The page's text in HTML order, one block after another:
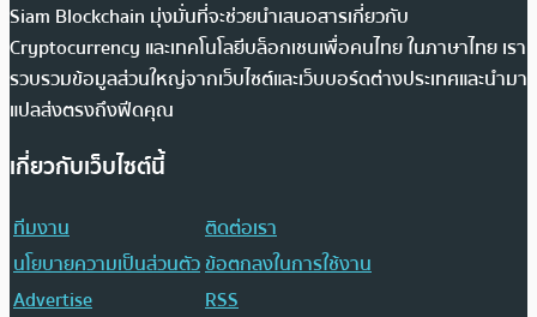
Siam Blockchain มุ่งมั่นที่จะช่วยนำเสนอสารเกี่ยวกับ
Cryptocurrency และเทคโนโลยีบล็อกเชนเพื่อคนไทย ในภาษาไทย เรา
รวบรวมข้อมูลส่วนใหญ่จากเว็บไซต์และเว็บบอร์ดต่างประเทศและนำมา
แปลส่งตรงถึงฟีดคุณ
เกี่ยวกับเว็บไซต์นี้
ทีมงาน
ติดต่อเรา
นโยบายความเป็นส่วนตัวข้อตกลงในการใช้งาน
Advertise
RSS